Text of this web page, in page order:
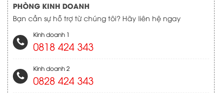
PHÒNG KINH DOANH
Bạn cần sự hỗ trợ từ chúng tôi? Hãy liên hệ ngay
Kinh doanh 1
0818 424 343
Kinh doanh 2
0828 424 343